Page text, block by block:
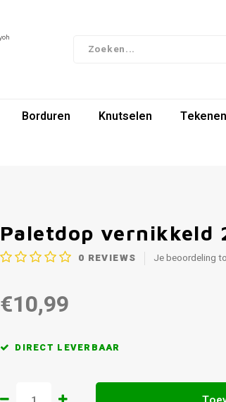
Borduren Knutselen
Paletdop vernikkeld
0 REVIEWS Je beoordeling
€10,99
DIRECT LEVERBAAR